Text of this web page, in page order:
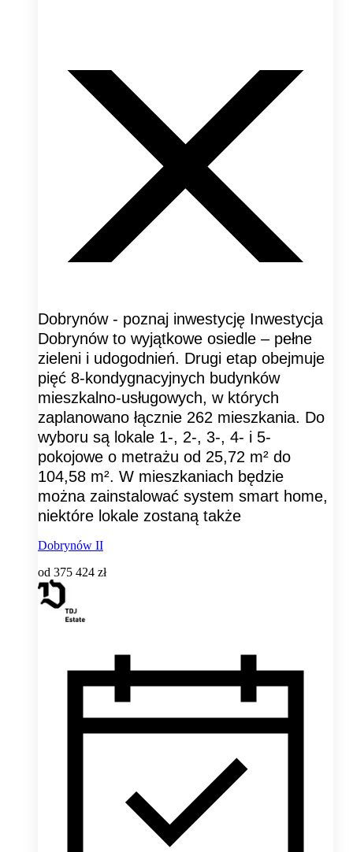
Dobrynów - poznaj inwestycję Inwestycja
Dobrynów to wyjątkowe osiedle – pełne
zieleni i udogodnień. Drugi etap obejmuje
pięć 8-kondygnacyjnych budynków
mieszkalno-usługowych, w których
zaplanowano łącznie 262 mieszkania. Do
wyboru są lokale 1-, 2-, 3-, 4- i 5-
pokojowe o metrażu od 25,72 m² do
104,58 m². W mieszkaniach będzie
można zainstalować system smart home,
niektóre lokale zostaną także
Dobrynów II
od 375 424 zł